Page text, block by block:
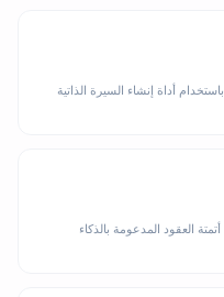
أداة إنشاء السيرة الذاتية
العقود المدعومة بالذكاء